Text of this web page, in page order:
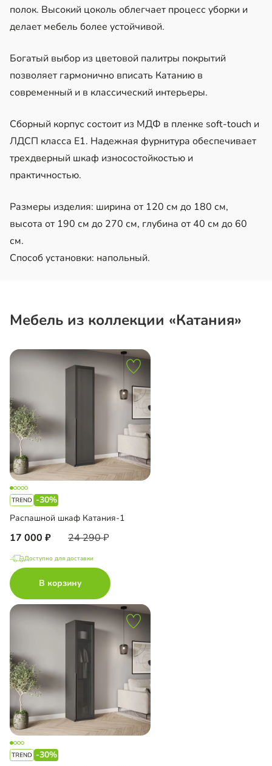
полок. Высокий цоколь облегчает процесс уборки и
делает мебель более устойчивой.
Богатый выбор из цветовой палитры покрытий
позволяет гармонично вписать Катанию в
современный и в классический интерьеры.
Сборный корпус состоит из МДФ в пленке soft-touch и
ЛДСП класса Е1. Надежная фурнитура обеспечивает
трехдверный шкаф износостойкостью и
практичностью.
Размеры изделия: ширина от 120 см до 180 см,
высота от 190 см до 270 см, глубина от 40 см до 60
см.
Способ установки: напольный.
Мебель из коллекции «Катания»
-30%
Распашной шкаф Катания-1
17 000 24 290
Доступно для доставки
В корзину
-30%